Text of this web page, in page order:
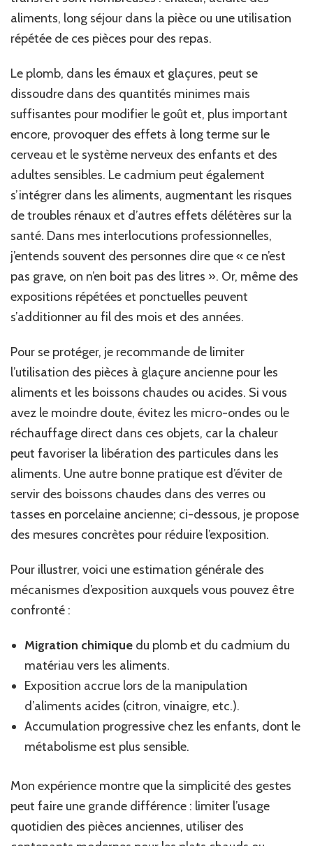
aliments, long séjour dans la pièce ou une utilisation
répétée de ces pièces pour des repas.
Le plomb, dans les émaux et glaçures, peut se
dissoudre dans des quantités minimes mais
suffisantes pour modifier le goût et, plus important
encore, provoquer des effets à long terme sur le
cerveau et le système nerveux des enfants et des
adultes sensibles. Le cadmium peut également
s’intégrer dans les aliments, augmentant les risques
de troubles rénaux et d’autres effets délétères sur la
santé. Dans mes interlocutions professionnelles,
j’entends souvent des personnes dire que « ce n’est
pas grave, on n’en boit pas des litres ». Or, même des
expositions répétées et ponctuelles peuvent
s’additionner au fil des mois et des années.
Pour se protéger, je recommande de limiter
l’utilisation des pièces à glaçure ancienne pour les
aliments et les boissons chaudes ou acides. Si vous
avez le moindre doute, évitez les micro-ondes ou le
réchauffage direct dans ces objets, car la chaleur
peut favoriser la libération des particules dans les
aliments. Une autre bonne pratique est d’éviter de
servir des boissons chaudes dans des verres ou
tasses en porcelaine ancienne; ci-dessous, je propose
des mesures concrètes pour réduire l’exposition.
Pour illustrer, voici une estimation générale des
mécanismes d’exposition auxquels vous pouvez être
confronté :
Migration chimique du plomb et du cadmium du
matériau vers les aliments.
Exposition accrue lors de la manipulation
d’aliments acides (citron, vinaigre, etc.).
Accumulation progressive chez les enfants, dont le
métabolisme est plus sensible.
Mon expérience montre que la simplicité des gestes
peut faire une grande différence : limiter l’usage
quotidien des pièces anciennes, utiliser des